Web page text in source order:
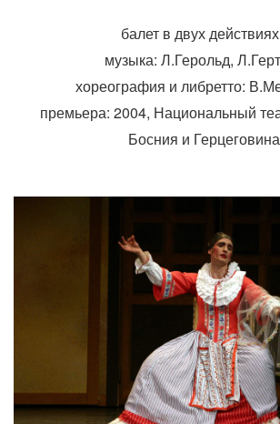
балет в двух действиях
музыка: Л.Герольд,
хореография и либретто:
премьера: 2004, Национальный
Босния и Герцеговина